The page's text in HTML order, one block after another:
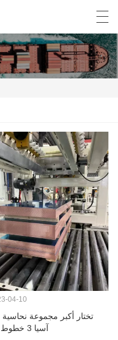
Español
04-10
تختار أكبر مجموعة
آسيا 3 خطوط منا